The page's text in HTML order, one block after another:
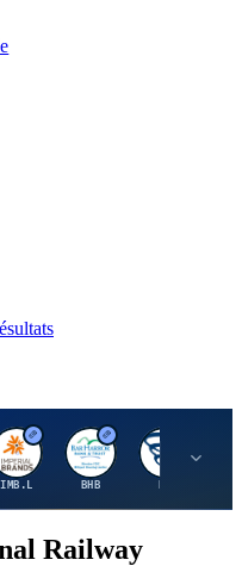
I
IMB.L
B
BHB
B
Railway